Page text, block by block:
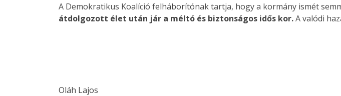
A Demokratikus Koalíció felháborítónak tartja, hogy a kormány ismét
átdolgozott élet után jár a méltó és biztonságos idős kor.A valódi
Oláh Lajos